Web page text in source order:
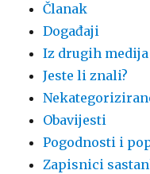
Članak
Događaji
Iz drugih medija
Jeste li znali?
Obavijesti
Pogodnosti i
Zapisnici